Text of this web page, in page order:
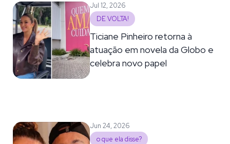
Jul 12, 2026
DE VOLTA!
Ticiane Pinheiro retorna à
atuação em novela da Globo e
celebra novo papel
Jun 24, 2026
o que ela disse?